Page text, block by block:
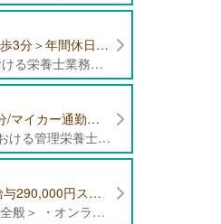
【大田区】＜「長原駅」より徒歩3分＞年間休日120日以上/最大10連休取得可能/日勤帯勤務のみ 認可保育園（定員73名）にて、栄養士の募集！
＜認可保育園（定員73名）における栄養士業務全般＞ ・調理（朝おやつ・給食・おやつ・補食） ・盛付け、片づけ ・食育、保育室への給食ラウンド、事務業務 ・調理室のお掃除、備蓄の確認、発注など ※定員:73名(0歳児6名、1歳歳児10名、2歳児12名、3歳-5歳児各15名)
【練馬区】氷川台駅より徒歩6分/マイカー通勤可能/年間休日120日/賞与高水準 認可保育園（定員101名）にて管理栄養士・栄養士・調理師募集！
＜認可保育園（定員101名）における管理栄養士・栄養士・調理師業務全般＞ ・調理業務全般 ・離乳食、アレルギー除去食対応 ・食育活動
【フルリモート】土日祝休み/給与290,000円スタート/残業少なめ 企業にて管理栄養士の募集！
＜企業における管理栄養士業務全般＞ ・オンラインでの栄養指導業務 ・サービス（生活習慣病重症化予防）の品質管理 ・専用アプリを通じたチャットでの栄養指導業務 ※フルリモートにて勤務可能です。 【応募条件】特定保健指導もしくは病院での栄養指導3年以上